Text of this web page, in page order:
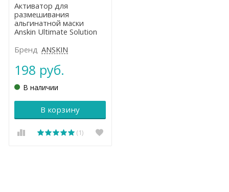
Активатор для
размешивания
альгинатной маски
Anskin Ultimate Solution
Бренд ANSKIN
198 руб.
В наличии
В корзину
(1)